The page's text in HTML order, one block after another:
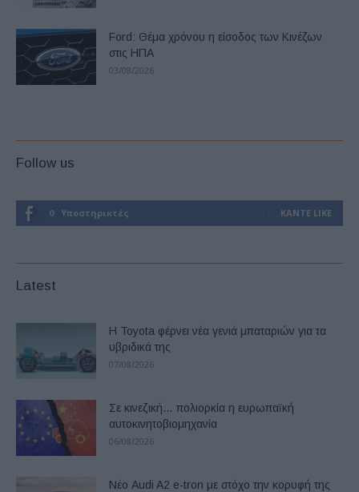
Ford: Θέμα χρόνου η είσοδος των Κινέζων
στις ΗΠΑ
03/08/2026
Follow us
0 Υποστηρικτές ΚΆΝΤΕ LIKE
Latest
Η Toyota φέρνει νέα γενιά μπαταριών για τα
υβριδικά της
07/08/2026
Σε κινεζική… πολιορκία η ευρωπαϊκή
αυτοκινητοβιομηχανία
06/08/2026
Νέο Audi A2 e-tron με στόχο την κορυφή της